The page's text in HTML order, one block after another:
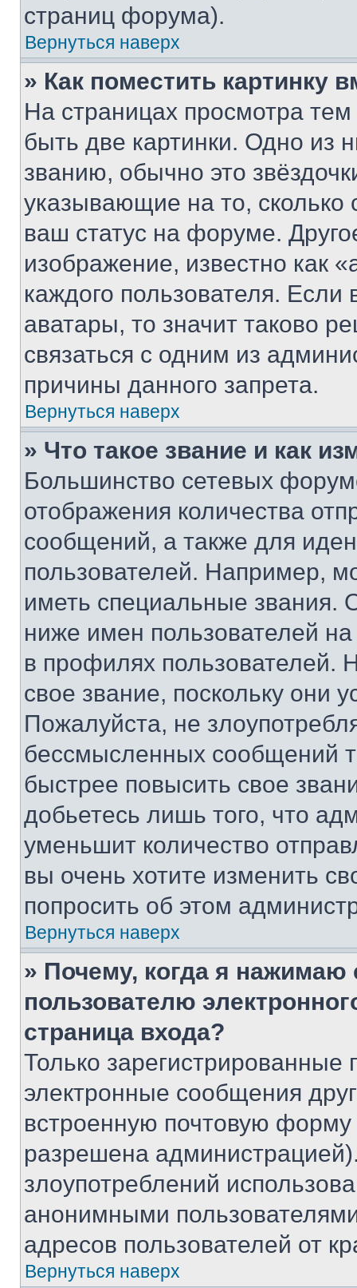
страниц форума).
Вернуться наверх
» Как поместить картинку
На страницах просмотра
быть две картинки. Одно из
званию, обычно это
указывающие на то,
ваш статус на форуме.
изображение, известно как
каждого пользователя.
аватары, то значит таково
связаться с одним из
причины данного запрета.
Вернуться наверх
» Что такое звание и как
Большинство сетевых
отображения количества
сообщений, а также для
пользователей. Например,
иметь специальные звания.
ниже имен пользователей
в профилях
свое звание, поскольку они
Пожалуйста, не
бессмысленных сообщений
быстрее повысить свое
добьетесь лишь того, что
уменьшит количество
вы очень хотите изменить
попросить об этом
Вернуться наверх
» Почему, когда я нажимаю
пользователю
страница входа?
Только зарегистрированные
электронные сообщения
встроенную почтовую
разрешена
злоупотреблений
анонимными
адресов пользователей от
Вернуться наверх